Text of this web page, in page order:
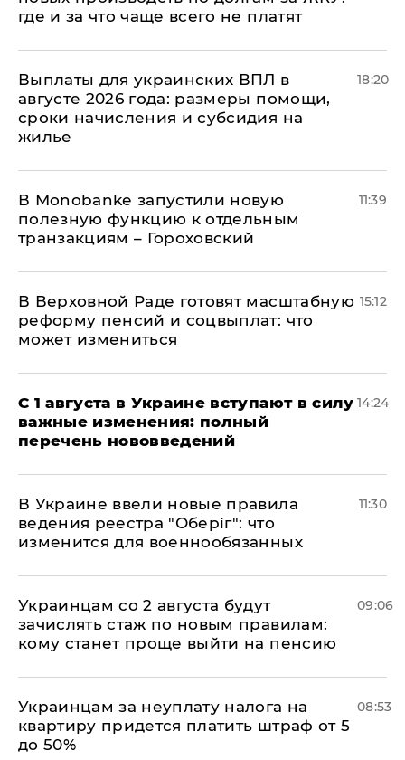
где и за что чаще всего не платят
Выплаты для украинских ВПЛ в
августе 2026 года: размеры помощи,
сроки начисления и субсидия на
жилье
18:20
В Мonobankе запустили новую
полезную функцию к отдельным
транзакциям – Гороховский
11:39
В Верховной Раде готовят масштабную
реформу пенсий и соцвыплат: что
может измениться
15:12
С 1 августа в Украине вступают в силу
важные изменения: полный
перечень нововведений
14:24
В Украине ввели новые правила
ведения реестра "Оберіг": что
изменится для военнообязанных
11:30
Украинцам со 2 августа будут
зачислять стаж по новым правилам:
кому станет проще выйти на пенсию
09:06
Украинцам за неуплату налога на
квартиру придется платить штраф от 5
до 50%
08:53